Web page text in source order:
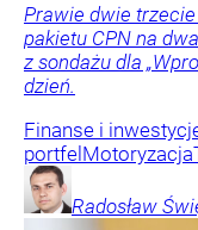
Prawie dwie
pakietu CPN na
z sondażu dla
dzień.
Finanse i
portfelMotoryzacja
Radosław